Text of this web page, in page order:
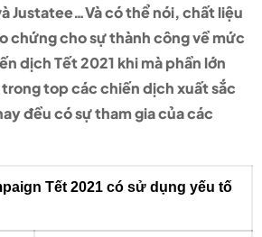
Justatee…Và có thể nói, chất liệu
chứng cho sự thành công về mức
dịch Tết 2021 khi mà phần lớn
top các chiến dịch xuất sắc
đều có sự tham gia của các
Tết 2021 có sử dụng yếu tố